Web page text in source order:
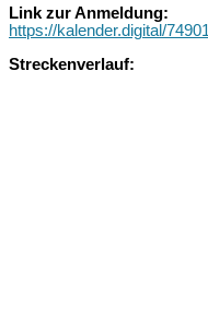
Link zur Anmeldung:
https://kalender.digital/
Streckenverlauf: